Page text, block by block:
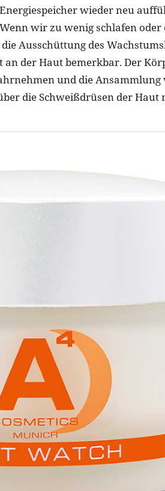
wieder neu
wir zu wenig schlafen oder
Ausschüttung des
der Haut bemerkbar. Der
und die Ansammlung
die Schweißdrüsen der Haut